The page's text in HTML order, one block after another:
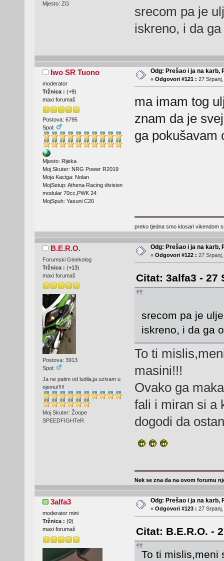
Mjesto: ZG
srecom pa je
iskreno, i da
Iwo SR Tuono
moderator
Tržnica : (+9)
maxi forumaš
Postova: 6795
Spol:
Mjesto: Rijeka
Moj Skuter: NRG Power R2019
Moja Kaciga: Nolan
MojSetup: Athena Racing division
modular 70cc,PWK 24
MojSpuh: Yasuni C20
Odg: Prešao i ja na karb,
« Odgovori #121 : 27
ma imam tog
znam da je
ga
preko tjedna smo klosari vikendom
B.E.R.O.
Forumski Ginekolog
Tržnica : (+13)
maxi forumaš
Postova: 3913
Spol:
Ja ne patim od ludila,ja uzivam u
njemu!!!!!
Moj Skuter: Žoope
SPEEDFIGHTeR
Odg: Prešao i ja na karb,
« Odgovori #122 : 27
Citat: 3alfa3 - 27
srecom pa je
iskreno, i da ga
To ti
masini!!!
Ovako ga
fali i miran si a
dogodi da
Nek se zna da na ovom forumu
3alfa3
moderator mini
Tržnica : (0)
maxi forumaš
Odg: Prešao i ja na karb,
« Odgovori #123 : 27
Citat: B.E.R.O. -
To ti mislis,meni